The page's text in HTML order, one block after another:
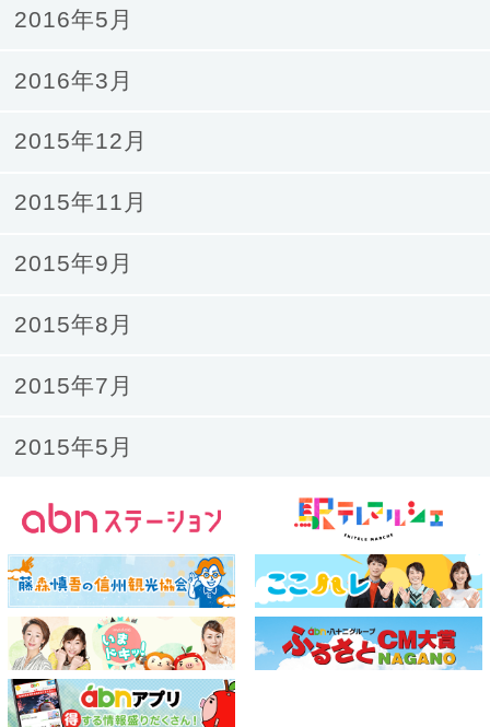
2016年5月
2016年3月
2015年12月
2015年11月
2015年9月
2015年8月
2015年7月
2015年5月